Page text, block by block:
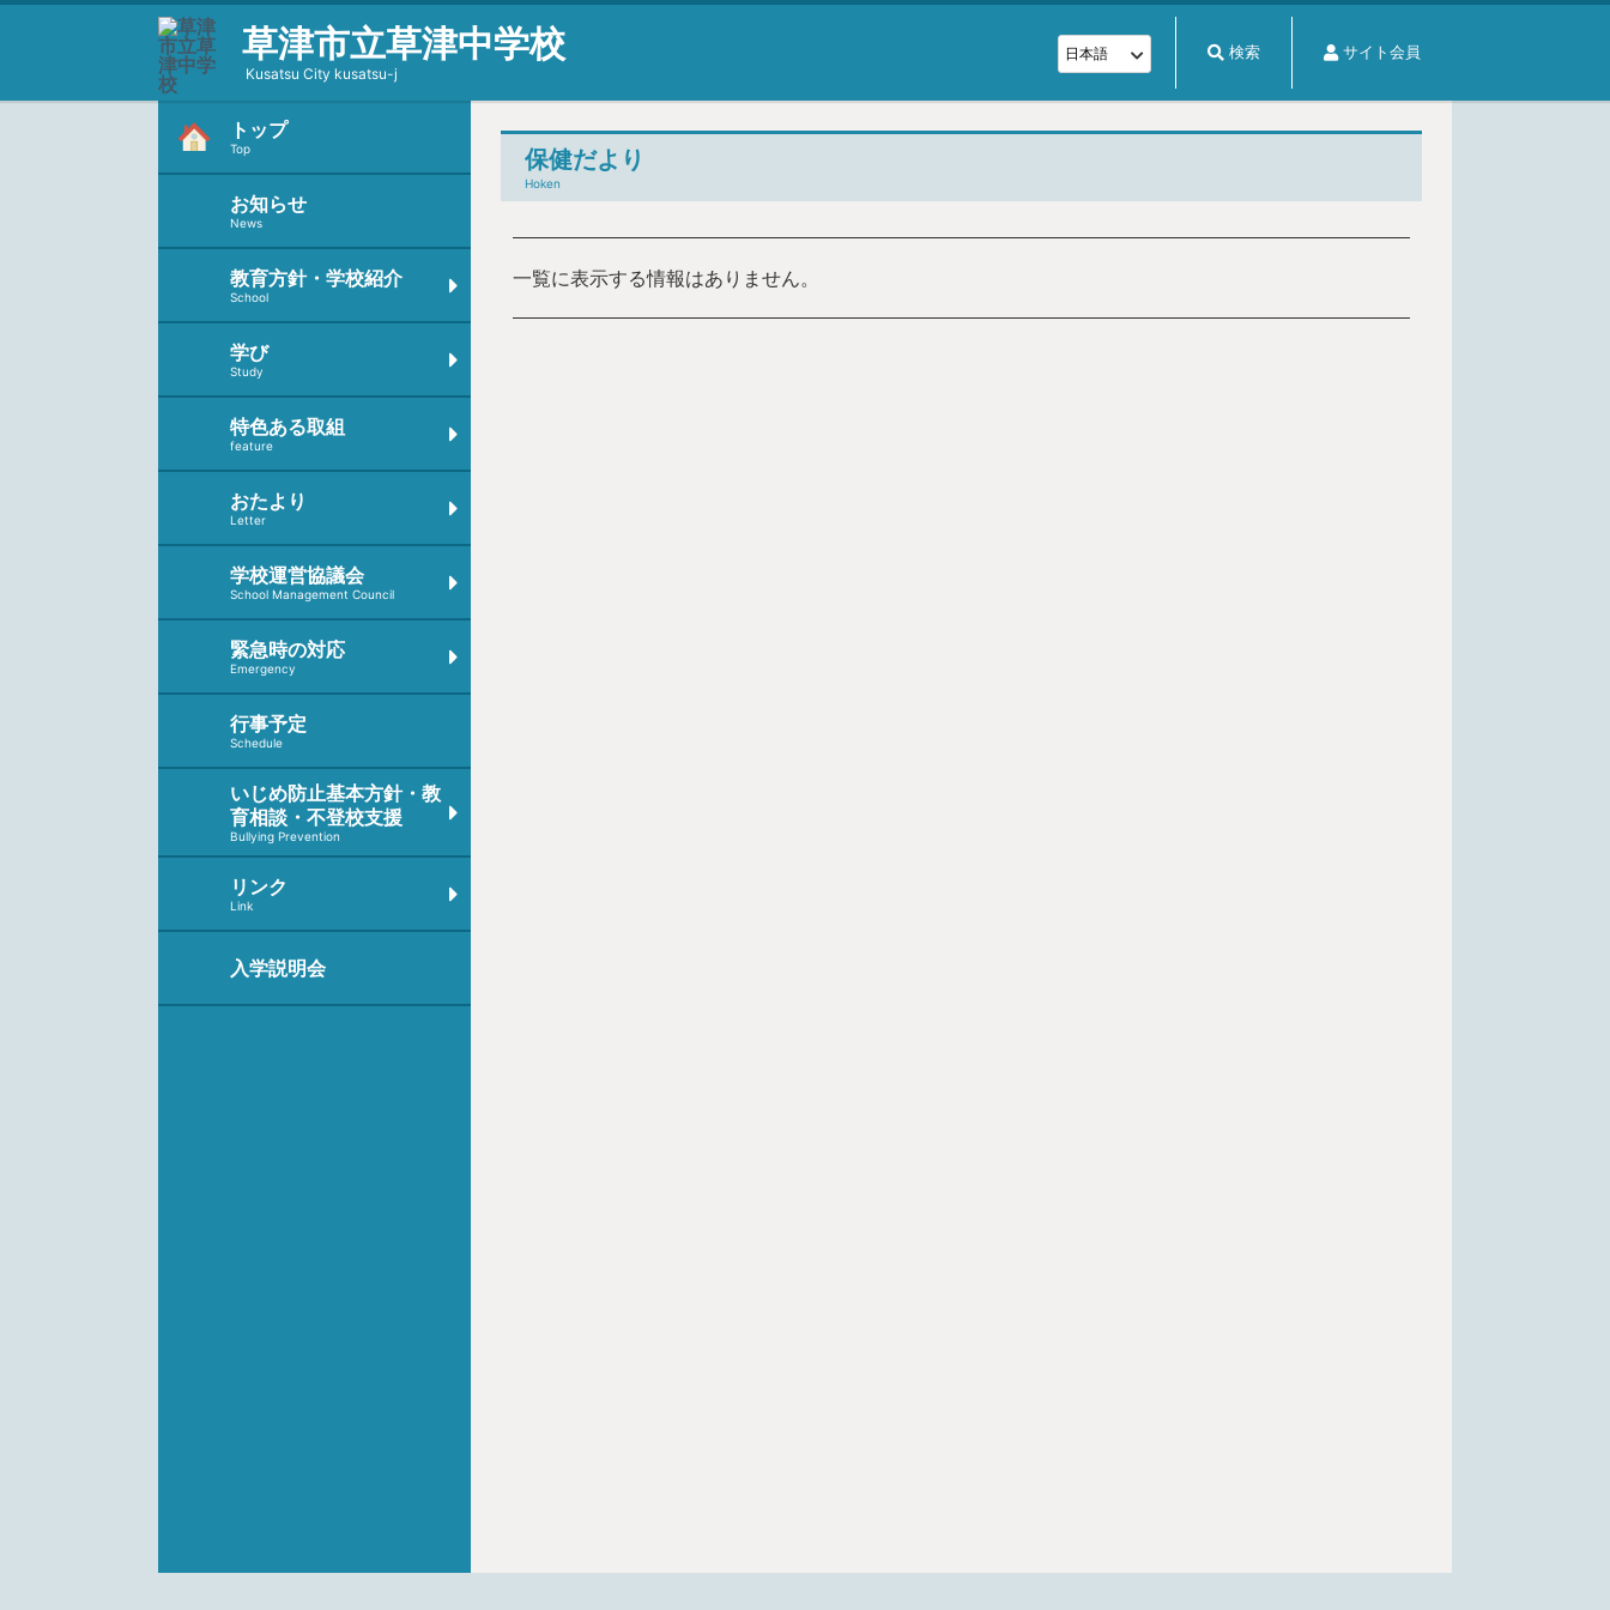
草津市立草津中学校
Kusatsu City kusatsu-j
検索 サイト会員
トップ
Top
お知らせ
News
教育方針・学校紹介
School
学び
Study
特色ある取組
feature
おたより
Letter
学校運営協議会
School Management Council
緊急時の対応
Emergency
行事予定
Schedule
いじめ防止基本方針・教
育相談・不登校支援
Bullying Prevention
リンク
Link
入学説明会
保健だより
Hoken
一覧に表示する情報はありません。